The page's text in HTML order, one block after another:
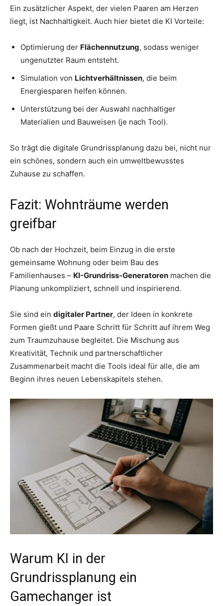
Ein zusätzlicher Aspekt, der vielen Paaren am Herzen
liegt, ist Nachhaltigkeit. Auch hier bietet die KI Vorteile:
Optimierung der Flächennutzung, sodass weniger
ungenutzter Raum entsteht.
Simulation von Lichtverhältnissen, die beim
Energiesparen helfen können.
Unterstützung bei der Auswahl nachhaltiger
Materialien und Bauweisen (je nach Tool).
So trägt die digitale Grundrissplanung dazu bei, nicht nur
ein schönes, sondern auch ein umweltbewusstes
Zuhause zu schaffen.
Fazit: Wohnträume werden
greifbar
Ob nach der Hochzeit, beim Einzug in die erste
gemeinsame Wohnung oder beim Bau des
Familienhauses – KI-Grundriss-Generatoren machen die
Planung unkompliziert, schnell und inspirierend.
Sie sind ein digitaler Partner, der Ideen in konkrete
Formen gießt und Paare Schritt für Schritt auf ihrem Weg
zum Traumzuhause begleitet. Die Mischung aus
Kreativität, Technik und partnerschaftlicher
Zusammenarbeit macht die Tools ideal für alle, die am
Beginn ihres neuen Lebenskapitels stehen.
Warum KI in der
Grundrissplanung ein
Gamechanger ist